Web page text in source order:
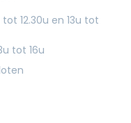
12.30u en 13u tot
tot 16u
gesloten